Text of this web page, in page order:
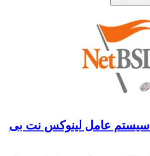
NetBSD 7.1.1 سیستم عامل لینوکس نت بی